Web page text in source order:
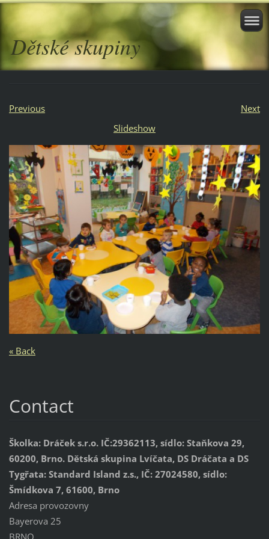
Dětské skupiny
Previous
Next
Slideshow
« Back
Contact
Školka: Dráček s.r.o. IČ:29362113, sídlo: Staňkova 29,
60200, Brno. Dětská skupina Lvíčata, DS Dráčata a DS
Tygřata: Standard Island z.s., IČ: 27024580, sídlo:
Šmídkova 7, 61600, Brno
Adresa provozovny
Bayerova 25
BRNO